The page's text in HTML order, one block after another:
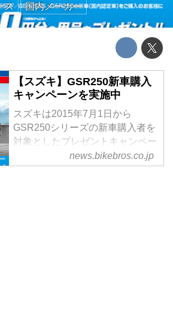
ス
国内メーカー
【スズキ】GSR250新車購入
キャンペーンを実施中
スズキは2015年7月1日から
GSR250シリーズの新車購入者を
対象としたプレゼントキャンペー
news.bikebros.co.jp